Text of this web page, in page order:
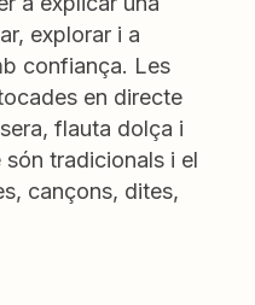
explorar i a
confiança. Les
en directe
flauta dolça i
tradicionals i el
cançons, dites,